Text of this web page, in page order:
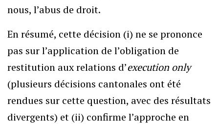
nous, l’abus de droit.
En résumé, cette décision (i) ne se prononce
pas sur l’application de l’obligation de
restitution aux relations d’execution only
(plusieurs décisions cantonales ont été
rendues sur cette question, avec des résultats
divergents) et (ii) confirme l’approche en